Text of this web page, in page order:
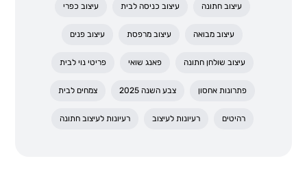
עיצוב חתונה עיצוב כניסה לבית עיצוב כפרי
עיצוב מבואה עיצוב מרפסת עיצוב פנים
עיצוב שולחן חתונה פאנג שואי פריטי נוי לבית
פתרונות אחסון צבע השנה 2025 צמחים לבית
רהיטים רעיונות לעיצוב רעיונות לעיצוב חתונה